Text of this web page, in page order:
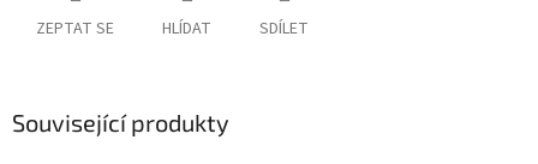
ZEPTAT SE HLÍDAT SDÍLET
Související produkty